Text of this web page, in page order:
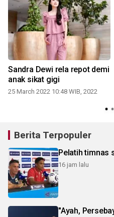
Sandra Dewi rela repot demi
anak sikat gigi
25 March 2022 10:48 WIB, 2022
Berita Terpopuler
Pelatih timnas
16 jam lalu
"Ayah,